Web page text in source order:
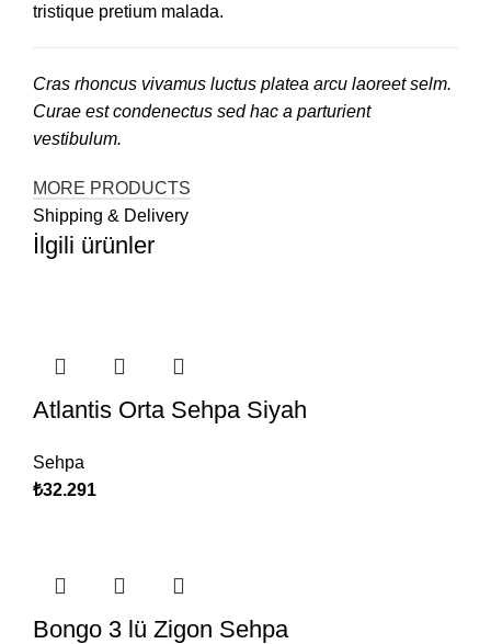
tristique pretium malada.
Cras rhoncus vivamus luctus platea arcu laoreet selm.
Curae est condenectus sed hac a parturient
vestibulum.
MORE PRODUCTS
Shipping & Delivery
İlgili ürünler
Atlantis Orta Sehpa Siyah
Sehpa
₺32.291
Bongo 3 lü Zigon Sehpa